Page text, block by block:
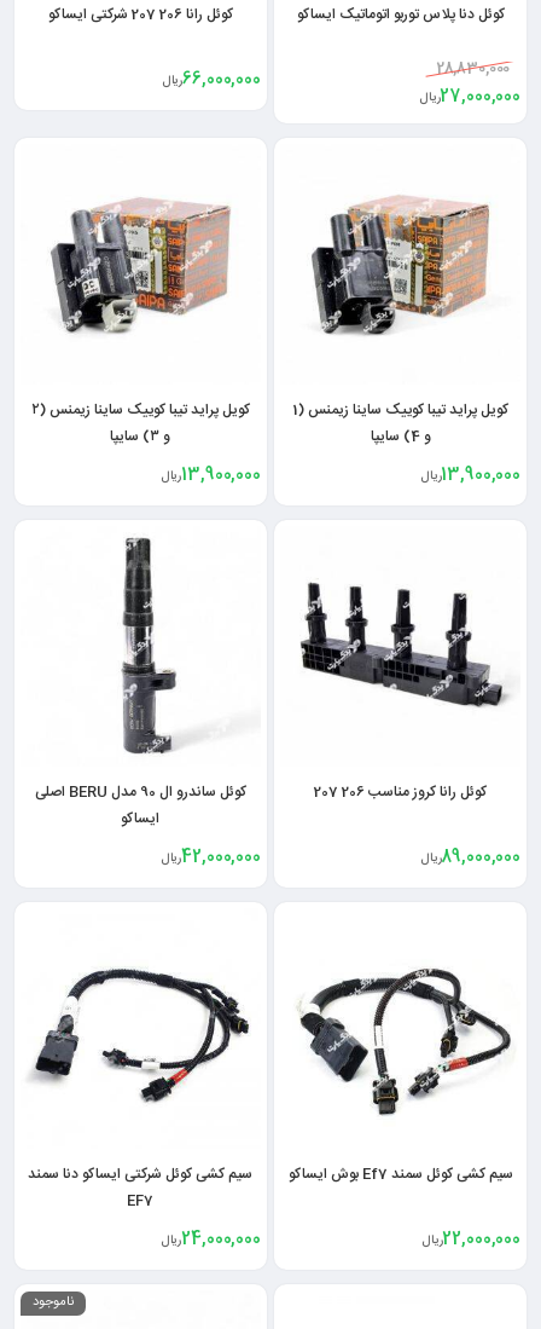
کوئل دنا پلاس توربو اتوماتیک ایساکو
28,830,000
27,000,000ریال
کوئل رانا 206 207 شرکتی ایساکو
66,000,000ریال
کویل پراید تیبا کوییک ساینا زیمنس (1
و 4) سایپا
13,900,000ریال
کویل پراید تیبا کوییک ساینا زیمنس (۲
و ۳) سایپا
13,900,000ریال
کوئل رانا کروز مناسب 206 207
89,000,000ریال
کوئل ساندرو ال 90 مدل BERU اصلی
ایساکو
42,000,000ریال
سیم کشی کوئل سمند Ef7 بوش ایساکو
22,000,000ریال
سیم کشی کوئل شرکتی ایساکو دنا سمند
EF7
24,000,000ریال
ناموجود